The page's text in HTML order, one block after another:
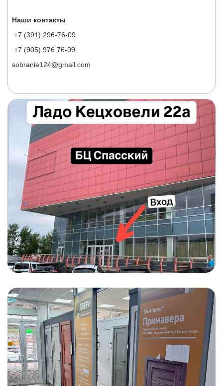
Наши контакты
+7 (391) 296-76-09
+7 (905) 976 76-09
sobranie124@gmail.com